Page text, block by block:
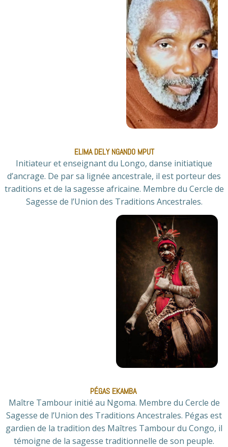
ELIMA DELY NGANDO MPUT
Initiateur et enseignant du Longo, danse initiatique
d’ancrage. De par sa lignée ancestrale, il est porteur des
traditions et de la sagesse africaine. Membre du Cercle de
Sagesse de l’Union des Traditions Ancestrales.
PÉGAS EKAMBA
Maître Tambour initié au Ngoma. Membre du Cercle de
Sagesse de l’Union des Traditions Ancestrales. Pégas est
gardien de la tradition des Maîtres Tambour du Congo, il
témoigne de la sagesse traditionnelle de son peuple.